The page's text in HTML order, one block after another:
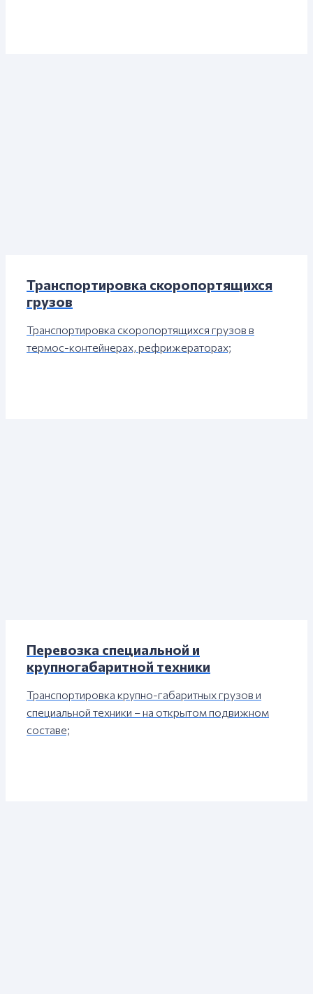
Транспортировка скоропортящихся
грузов
Транспортировка скоропортящихся грузов в
термос-контейнерах, рефрижераторах;
Перевозка специальной и
крупногабаритной техники
Транспортировка крупно-габаритных грузов и
специальной техники – на открытом подвижном
составе;